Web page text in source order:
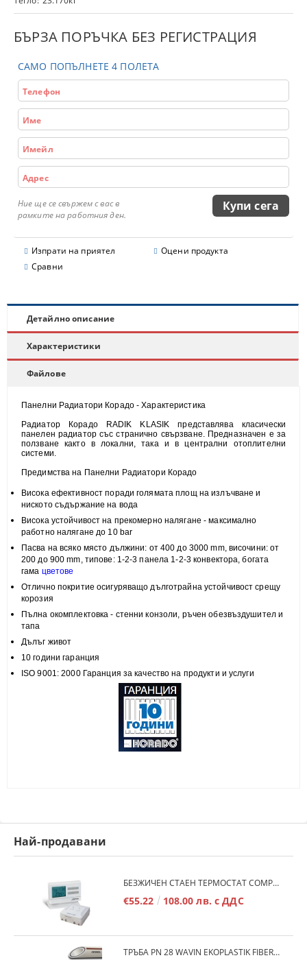
БЪРЗА ПОРЪЧКА БЕЗ РЕГИСТРАЦИЯ
САМО ПОПЪЛНЕТЕ 4 ПОЛЕТА
Ние ще се свържем с вас в
рамките на работния ден.
Изпрати на приятел
Оцени продукта
Сравни
Детайлно описание
Характеристики
Файлове
Панелни Радиатори Корадо - Характеристика
Радиатор Корадо RADIK KLASIK представлява класически
панелен радиатор със странично свързване. Предназначен е за
ползване както в локални, така и в централни отоплителни
системи.
Предимства на Панелни Радиатори Корадо
Висока ефективност поради голямата площ на излъчване и
ниското съдържание на вода
Висока устойчивост на прекомерно налягане - максимално
работно налягане до 10 bar
Пасва на всяко място дължини: от 400 до 3000 mm, височини:от
200 до 900 mm, типове:1-2-3 панела 1-2-3 конвектора, богата
гама цветове
Отлично покритие осигуряващо дълготрайна устойчивост срещу
корозия
Пълна окомплектовка - стенни конзоли, ръчен обезвъздушител и
тапа
Дълъг живот
10 години гаранция
ISO 9001: 2000 Гаранция за качество на продукти и услуги
Най-продавани
БЕЗЖИЧЕН СТАЕН ТЕРМОСТАТ COMPUTHERM Q7RF
€55.22 108.00 лв. с ДДС
ТРЪБА PN 28 WAVIN EKOPLASTIK FIBER BASALT PLUS - 3М/БР.